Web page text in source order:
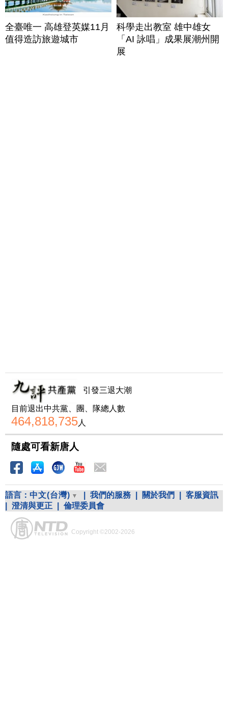
全臺唯一 高雄登英媒11月
值得造訪旅遊城市
科學走出教室 雄中雄女
「AI 詠唱」成果展潮州開
展
引發三退大潮
目前退出中共黨、團、隊總人數
464,818,735人
隨處可看新唐人
語言： 中文(台灣) 我們的服務 關於我們
客服資訊
澄清與更正 倫理委員會
Copyright ©2002-2026